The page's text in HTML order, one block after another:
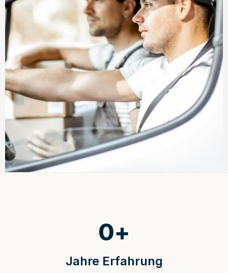
Jahre Erfahrung
0+